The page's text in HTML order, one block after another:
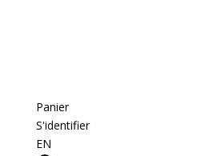
Panier
S'identifier
EN